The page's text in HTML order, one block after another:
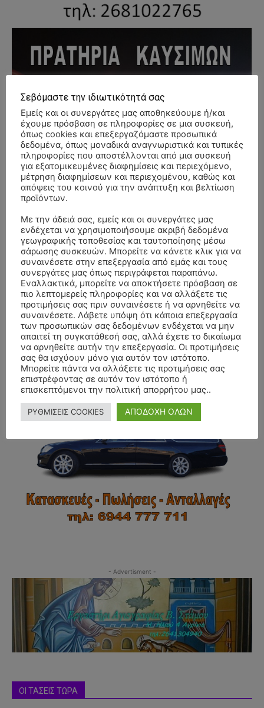
- Advertisment -
- Advertisment -
ΟΙ ΤΑΣΕΙΣ ΤΩΡΑ
Σεβόμαστε την ιδιωτικότητά σας
Εμείς και οι συνεργάτες μας αποθηκεύουμε ή/και
έχουμε πρόσβαση σε πληροφορίες σε μια συσκευή,
όπως cookies και επεξεργαζόμαστε προσωπικά
δεδομένα, όπως μοναδικά αναγνωριστικά και τυπικές
πληροφορίες που αποστέλλονται από μια συσκευή
για εξατομικευμένες διαφημίσεις και περιεχόμενο,
μέτρηση διαφημίσεων και περιεχομένου, καθώς και
απόψεις του κοινού για την ανάπτυξη και βελτίωση
προϊόντων.
Με την άδειά σας, εμείς και οι συνεργάτες μας
ενδέχεται να χρησιμοποιήσουμε ακριβή δεδομένα
γεωγραφικής τοποθεσίας και ταυτοποίησης μέσω
σάρωσης συσκευών. Μπορείτε να κάνετε κλικ για να
συναινέσετε στην επεξεργασία από εμάς και τους
συνεργάτες μας όπως περιγράφεται παραπάνω.
Εναλλακτικά, μπορείτε να αποκτήσετε πρόσβαση σε
πιο λεπτομερείς πληροφορίες και να αλλάξετε τις
προτιμήσεις σας πριν συναινέσετε ή να αρνηθείτε να
συναινέσετε. Λάβετε υπόψη ότι κάποια επεξεργασία
των προσωπικών σας δεδομένων ενδέχεται να μην
απαιτεί τη συγκατάθεσή σας, αλλά έχετε το δικαίωμα
να αρνηθείτε αυτήν την επεξεργασία. Οι προτιμήσεις
σας θα ισχύουν μόνο για αυτόν τον ιστότοπο.
Μπορείτε πάντα να αλλάξετε τις προτιμήσεις σας
επιστρέφοντας σε αυτόν τον ιστότοπο ή
επισκεπτόμενοι την πολιτική απορρήτου μας..
ΡΥΘΜΙΣΕΙΣ COOKIES ΑΠΟΔΟΧΗ ΟΛΩΝ